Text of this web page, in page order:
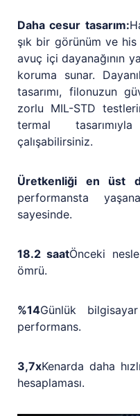
Daha cesur tasarım:
şık bir görünüm ve
avuç içi dayanağının
koruma sunar.
tasarımı, filonuzun
zorlu MIL-STD
termal
çalışabilirsiniz.
Üretkenliği en üst
performansta
sayesinde.
18.2 saatÖnceki
ömrü.
%14Günlük
performans.
3,7xKenarda daha
hesaplaması.